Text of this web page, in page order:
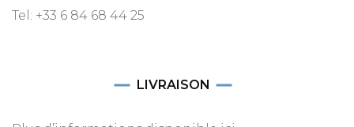
Tel: +33 6 84 68 44 25
LIVRAISON